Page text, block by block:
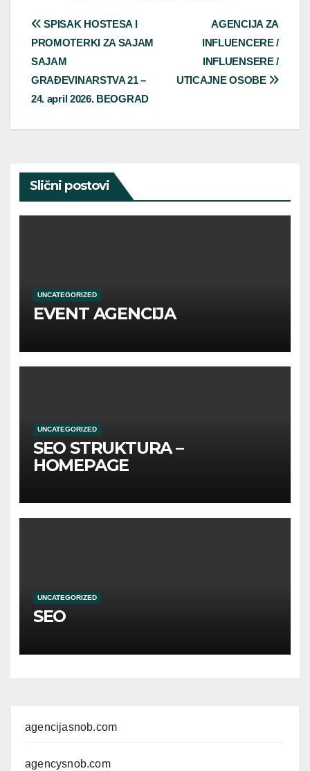
Post
navigation
AGENCIJA ZA
INFLUENCERE /
INFLUENSERE /
UTICAJNE OSOBE
SPISAK HOSTESA I
PROMOTERKI ZA SAJAM
SAJAM
GRAĐEVINARSTVA 21 –
24. april 2026. BEOGRAD
Slični postovi
UNCATEGORIZED
EVENT AGENCIJA
UNCATEGORIZED
SEO STRUKTURA –
HOMEPAGE
UNCATEGORIZED
SEO
agencijasnob.com
agencysnob.com